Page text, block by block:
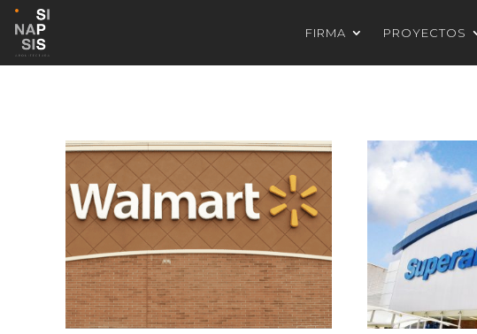
FIRMA PROYECTOS